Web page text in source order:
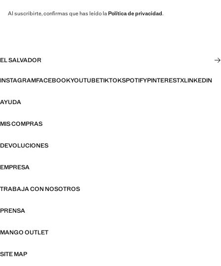
Al suscribirte, confirmas que has leído la Política de privacidad.
EL SALVADOR
INSTAGRAMFACEBOOKYOUTUBETIKTOKSPOTIFYPINTERESTXLINKEDIN
AYUDA
MIS COMPRAS
DEVOLUCIONES
EMPRESA
TRABAJA CON NOSOTROS
PRENSA
MANGO OUTLET
SITE MAP